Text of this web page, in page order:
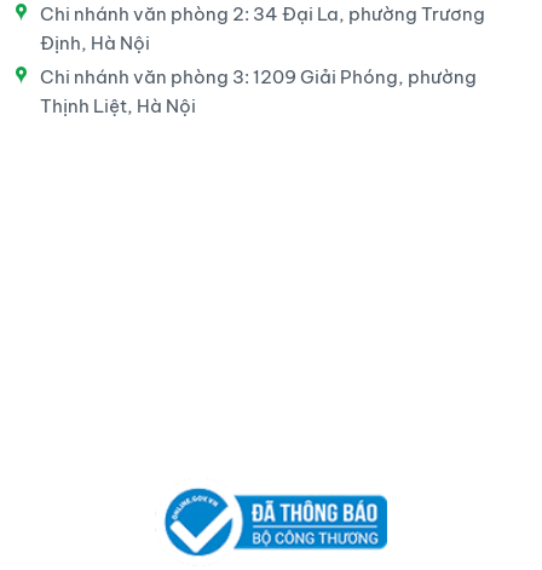
Chi nhánh văn phòng 2: 34 Đại La, phường Trương
Định, Hà Nội
Chi nhánh văn phòng 3: 1209 Giải Phóng, phường
Thịnh Liệt, Hà Nội